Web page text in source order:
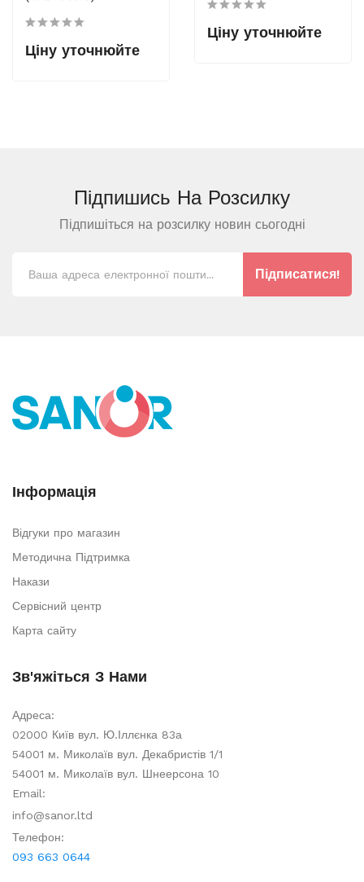
Ціну уточнюйте
Ціну уточнюйте
Підпишись На Розсилку
Підпишіться на розсилку новин сьогодні
Підписатися!
Інформація
Відгуки про магазин
Методична Підтримка
Накази
Сервісний центр
Карта сайту
Зв'яжіться З Нами
Адреса:
02000 Київ вул. Ю.Іллєнка 83а
54001 м. Миколаїв вул. Декабристів 1/1
54001 м. Миколаїв вул. Шнеерсона 10
Email:
info@sanor.ltd
Телефон:
093 663 0644